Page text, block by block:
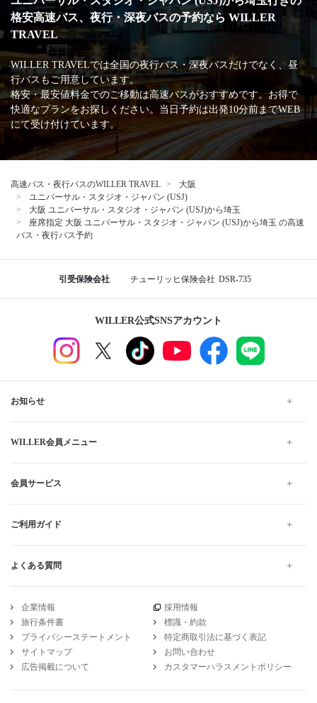
格安高速バス、夜行・深夜バスの予約なら WILLER
TRAVEL
WILLER TRAVELでは全国の夜行バス・深夜バスだけでなく、昼
行バスもご用意しています。
格安・最安値料金でのご移動は高速バスがおすすめです。お得で
快適なプランをお探しください。当日予約は出発10分前までWEB
にて受け付けています。
高速バス・夜行バスのWILLER TRAVEL
大阪
ユニバーサル・スタジオ・ジャパン (USJ)
大阪 ユニバーサル・スタジオ・ジャパン (USJ)から埼玉
座席指定 大阪 ユニバーサル・スタジオ・ジャパン (USJ)から埼玉 の高速
バス・夜行バス予約
引受保険会社 チューリッヒ保険会社 DSR-735
WILLER公式SNSアカウント
お知らせ
WILLER会員メニュー
会員サービス
ご利用ガイド
よくある質問
企業情報
採用情報
旅行条件書
標識・約款
プライバシーステートメント
特定商取引法に基づく表記
サイトマップ
お問い合わせ
広告掲載について
カスタマーハラスメントポリシー